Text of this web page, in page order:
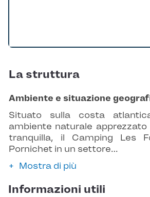
La struttura
Ambiente e situazione
Situato sulla costa
ambiente naturale
tranquilla, il Camping Les
Pornichet in un settore…
Mostra di più
Informazioni utili